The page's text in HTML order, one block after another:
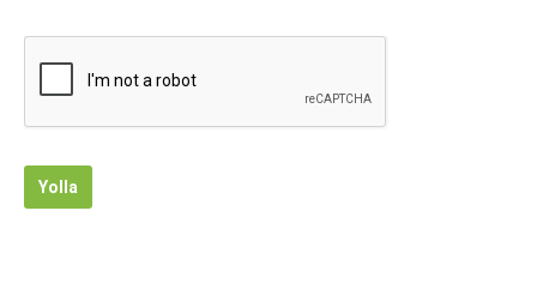
Yolla